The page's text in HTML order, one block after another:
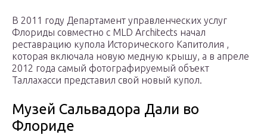
В 2011 году Департамент управленческих услуг
Флориды совместно с MLD Architects начал
реставрацию купола Исторического Капитолия ,
которая включала новую медную крышу, а в апреле
2012 года самый фотографируемый объект
Таллахасси представил свой новый купол.
Музей Сальвадора Дали во
Флориде